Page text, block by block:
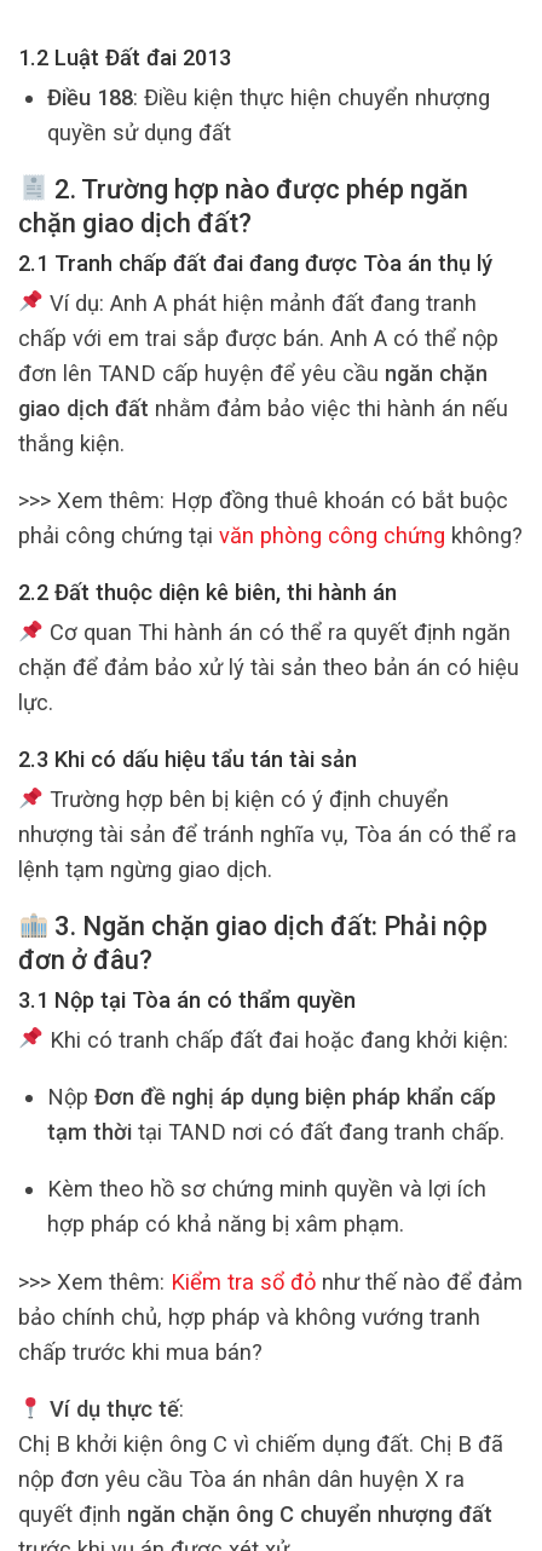
1.2 Luật Đất đai 2013
Điều 188: Điều kiện thực hiện chuyển nhượng
quyền sử dụng đất
2. Trường hợp nào được phép ngăn
chặn giao dịch đất?
2.1 Tranh chấp đất đai đang được Tòa án thụ lý
Ví dụ: Anh A phát hiện mảnh đất đang tranh
chấp với em trai sắp được bán. Anh A có thể nộp
đơn lên TAND cấp huyện để yêu cầu ngăn chặn
giao dịch đất nhằm đảm bảo việc thi hành án nếu
thắng kiện.
>>> Xem thêm: Hợp đồng thuê khoán có bắt buộc
phải công chứng tại văn phòng công chứng không?
2.2 Đất thuộc diện kê biên, thi hành án
Cơ quan Thi hành án có thể ra quyết định ngăn
chặn để đảm bảo xử lý tài sản theo bản án có hiệu
lực.
2.3 Khi có dấu hiệu tẩu tán tài sản
Trường hợp bên bị kiện có ý định chuyển
nhượng tài sản để tránh nghĩa vụ, Tòa án có thể ra
lệnh tạm ngừng giao dịch.
3. Ngăn chặn giao dịch đất: Phải nộp
đơn ở đâu?
3.1 Nộp tại Tòa án có thẩm quyền
Khi có tranh chấp đất đai hoặc đang khởi kiện:
Nộp Đơn đề nghị áp dụng biện pháp khẩn cấp
tạm thờitại TAND nơi có đất đang tranh chấp.
Kèm theo hồ sơ chứng minh quyền và lợi ích
hợp pháp có khả năng bị xâm phạm.
>>> Xem thêm: Kiểm tra sổ đỏ như thế nào để đảm
bảo chính chủ, hợp pháp và không vướng tranh
chấp trước khi mua bán?
Ví dụ thực tế:
Chị B khởi kiện ông C vì chiếm dụng đất. Chị B đã
nộp đơn yêu cầu Tòa án nhân dân huyện X ra
quyết định ngăn chặn ông C chuyển nhượng đất